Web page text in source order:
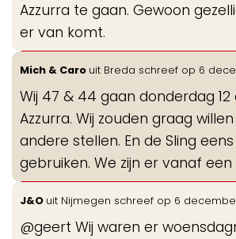
Azzurra te gaan. Gewoon
er van komt.
Mich & Caro uit Breda schreef op 6
Wij 47 & 44 gaan donderdag
Azzurra. Wij zouden graag
andere stellen. En de Sling
gebruiken. We zijn er vanaf een
J&O uit Nijmegen schreef op 6
@geert Wij waren er